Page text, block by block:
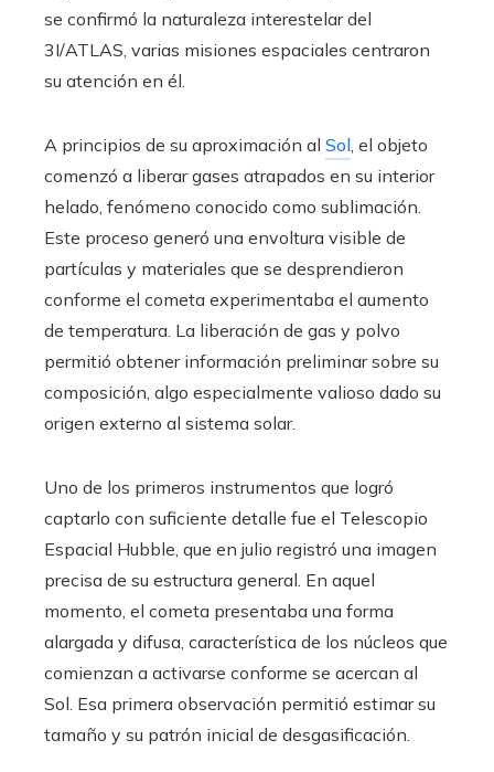
se confirmó la naturaleza interestelar del
3I/ATLAS, varias misiones espaciales centraron
su atención en él.
A principios de su aproximación al Sol , el objeto
comenzó a liberar gases atrapados en su interior
helado, fenómeno conocido como sublimación.
Este proceso generó una envoltura visible de
partículas y materiales que se desprendieron
conforme el cometa experimentaba el aumento
de temperatura. La liberación de gas y polvo
permitió obtener información preliminar sobre su
composición, algo especialmente valioso dado su
origen externo al sistema solar.
Uno de los primeros instrumentos que logró
captarlo con suficiente detalle fue el Telescopio
Espacial Hubble, que en julio registró una imagen
precisa de su estructura general. En aquel
momento, el cometa presentaba una forma
alargada y difusa, característica de los núcleos que
comienzan a activarse conforme se acercan al
Sol. Esa primera observación permitió estimar su
tamaño y su patrón inicial de desgasificación.